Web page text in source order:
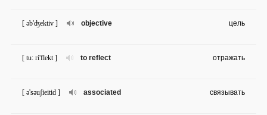
objective
[ əb'ʤektiv ] цель
to reflect
[ tu: ri'flekt ] отражать
associated
[ ə'səuʃieitid ] связывать